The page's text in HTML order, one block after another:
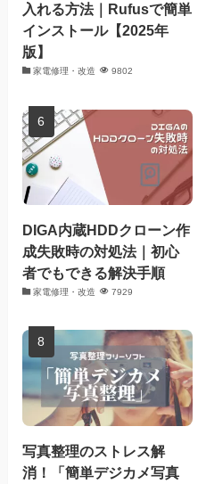
入れる方法｜Rufusで簡単
インストール【2025年
版】
家電修理・改造 9802
DIGA内蔵HDDクローン作
成失敗時の対処法｜初心
者でもできる解決手順
家電修理・改造 7929
写真整理のストレス解
消！「簡単デジカメ写真